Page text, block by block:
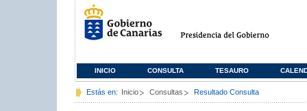
INICIO CONSULTA TESAURO
Estás en: Inicio Consultas Resultado Consulta